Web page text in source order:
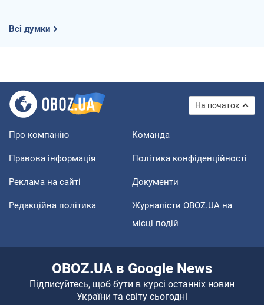
Всі думки
На початок
Про компанію Команда
Правова інформація Політика конфіденційності
Реклама на сайті Документи
Редакційна політика
Журналісти OBOZ.UA на
місці подій
OBOZ.UA в Google News
Підписуйтесь, щоб бути в курсі останніх новин
України та світу сьогодні